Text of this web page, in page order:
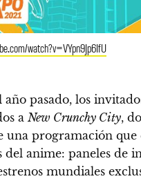
watch?v=VYpn9Jp6IfU
año pasado, los
a New Crunchy City,
una programación que
del anime: paneles de
mundiales